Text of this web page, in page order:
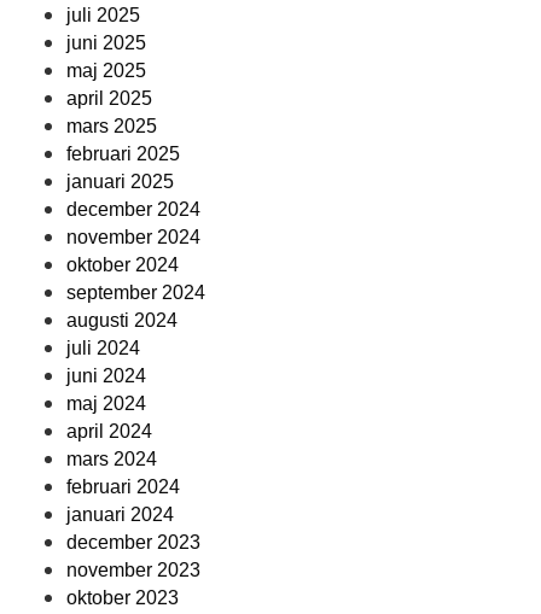
juli 2025
juni 2025
maj 2025
april 2025
mars 2025
februari 2025
januari 2025
december 2024
november 2024
oktober 2024
september 2024
augusti 2024
juli 2024
juni 2024
maj 2024
april 2024
mars 2024
februari 2024
januari 2024
december 2023
november 2023
oktober 2023